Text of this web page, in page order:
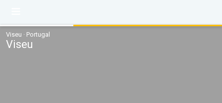
Viseu · Portugal
Viseu